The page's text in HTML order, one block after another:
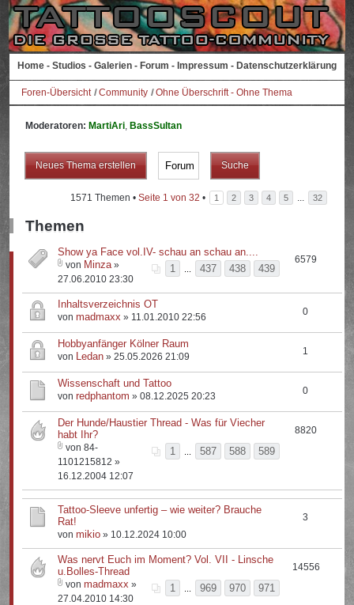
Home - Studios - Galerien - Forum - Impressum - Datenschutzerklärung
Foren-Übersicht Community Ohne Überschrift - Ohne Thema
Moderatoren: MartiAri, BassSultan
Neues Thema erstellen
1571 Themen • Seite 1 von 32 • 1 2 3 4 5 ... 32
Themen
Show ya Face vol.IV- schau an schau an....
1
437 438 439
von Minza»
27.06.2010 23:30
6579
Inhaltsverzeichnis OT
vonmadmaxx » 11.01.2010 22:56 0
Hobbyanfänger Kölner Raum
von Ledan » 25.05.2026 21:09 1
Wissenschaft und Tattoo
vonredphantom » 08.12.2025 20:23 0
Der Hunde/Haustier Thread - Was für Viecher
habt Ihr?
1
587 588 589
von 84-
1101215812 »
16.12.2004 12:07
8820
Tattoo-Sleeve unfertig – wie weiter? Brauche
Rat!
vonmikio » 10.12.2024 10:00
3
Was nervt Euch im Moment? Vol. VII - Linsche
u.Bolles-Thread
1
969 970 971
vonmadmaxx »
27.04.2010 14:30
14556